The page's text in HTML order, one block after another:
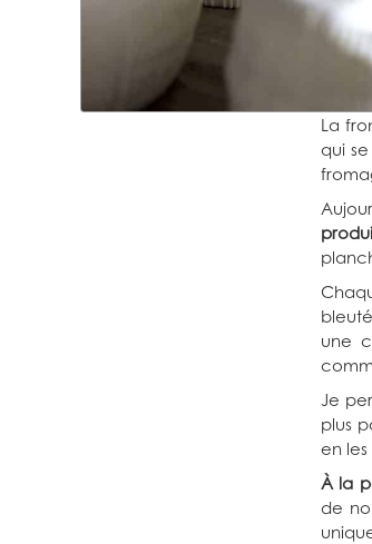
La
qui
une
Je
plus
en
À la
de